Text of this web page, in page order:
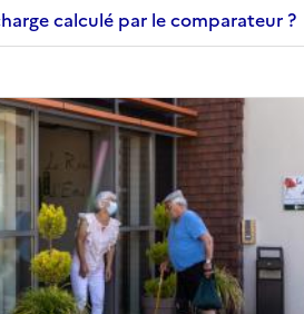
calculé par le comparateur ?